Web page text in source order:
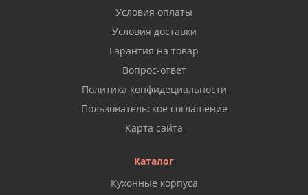
Условия оплаты
Условия доставки
Гарантия на товар
Вопрос-ответ
Политика конфидециальности
Пользовательское соглашение
Карта сайта
Каталог
Кухонные корпуса